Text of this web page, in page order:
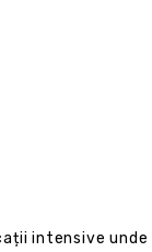
intensive